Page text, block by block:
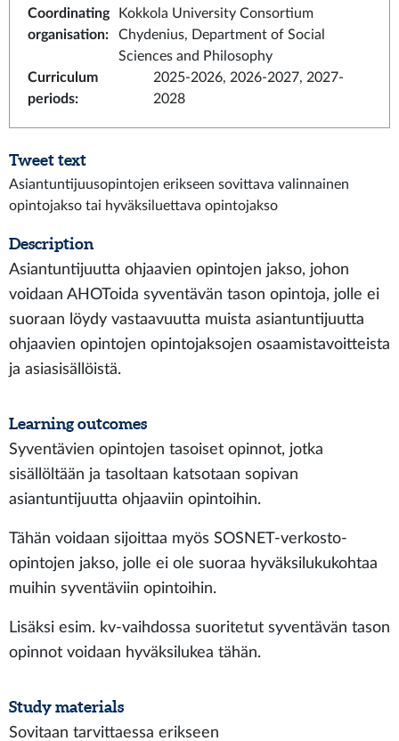
Coordinating
organisation:
Kokkola University Consortium
Chydenius, Department of Social
Sciences and Philosophy
Curriculum
periods:
2025-2026, 2026-2027, 2027-
2028
Tweet text
Asiantuntijuusopintojen erikseen sovittava valinnainen
opintojakso tai hyväksiluettava opintojakso
Description
Asiantuntijuutta ohjaavien opintojen jakso, johon
voidaan AHOToida syventävän tason opintoja, jolle ei
suoraan löydy vastaavuutta muista asiantuntijuutta
ohjaavien opintojen opintojaksojen osaamistavoitteista
ja asiasisällöistä.
Learning outcomes
Syventävien opintojen tasoiset opinnot, jotka
sisällöltään ja tasoltaan katsotaan sopivan
asiantuntijuutta ohjaaviin opintoihin.
Tähän voidaan sijoittaa myös SOSNET-verkosto-
opintojen jakso, jolle ei ole suoraa hyväksilukukohtaa
muihin syventäviin opintoihin.
Lisäksi esim. kv-vaihdossa suoritetut syventävän tason
opinnot voidaan hyväksilukea tähän.
Study materials
Sovitaan tarvittaessa erikseen